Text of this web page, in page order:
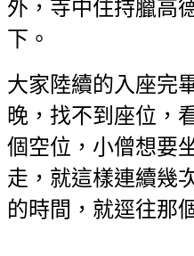
外，寺中住持臘高
下。
大家陸續的入座完
晚，找不到座位，
個空位，小僧想要
走，就這樣連續幾
的時間，就逕往那